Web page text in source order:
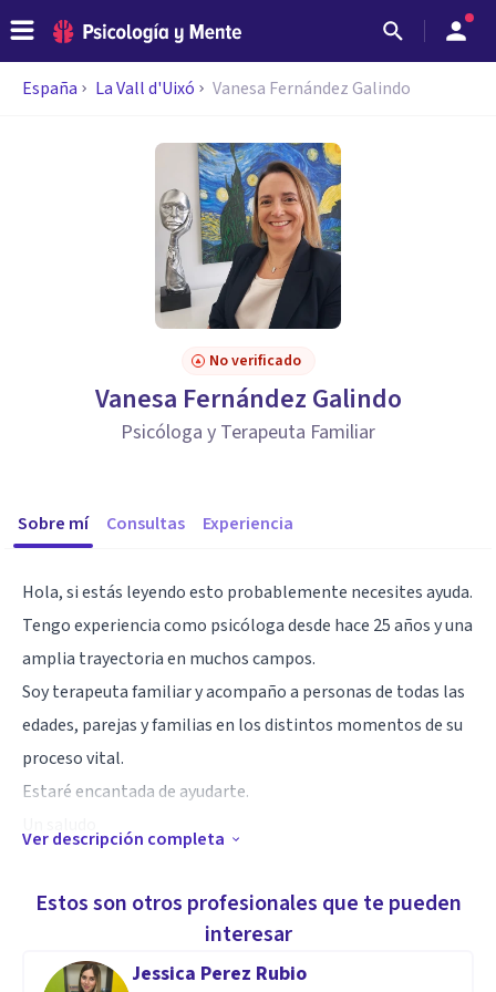
España La Vall d'Uixó Vanesa Fernández Galindo
No verificado
Vanesa Fernández Galindo
Psicóloga y Terapeuta Familiar
Sobre mí Consultas Experiencia
Hola, si estás leyendo esto probablemente necesites ayuda.
Tengo experiencia como psicóloga desde hace 25 años y una
amplia trayectoria en muchos campos.
Soy terapeuta familiar y acompaño a personas de todas las
edades, parejas y familias en los distintos momentos de su
proceso vital.
Estaré encantada de ayudarte.
Estoy especializada en clínica y salud de adultos y en
terapeuta familiar, además de psicóloga, y trabajo desde el
Ver descripción completa
Estos son otros profesionales que te pueden
interesar
Jessica Perez Rubio